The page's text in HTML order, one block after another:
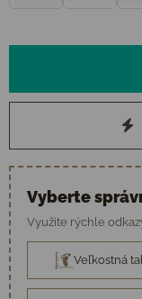
Vyberte
Využite rýchle
Veľkostná